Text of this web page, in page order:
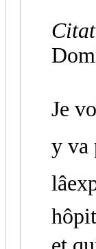
Je
y va